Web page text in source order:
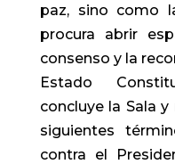
paz, sino como
procura abrir
consenso y la
Estado
concluye la Sala
siguientes
contra el